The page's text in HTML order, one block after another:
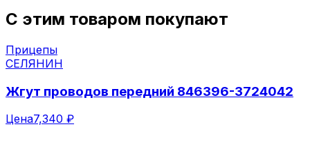
С этим товаром покупают
Прицепы
СЕЛЯНИН
Жгут проводов передний 846396-3724042
Цена7,340 ₽